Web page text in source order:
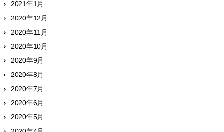
2021年1月
2020年12月
2020年11月
2020年10月
2020年9月
2020年8月
2020年7月
2020年6月
2020年5月